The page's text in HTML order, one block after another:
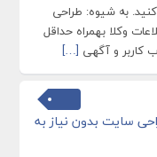
به شیوه: طراحی
وکلا بهمراه حداقل
و آگهی […]
سایت بدون نیاز به